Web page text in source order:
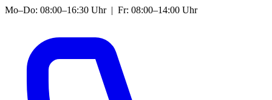
Mo–Do: 08:00–16:30 Uhr | Fr: 08:00–14:00 Uhr